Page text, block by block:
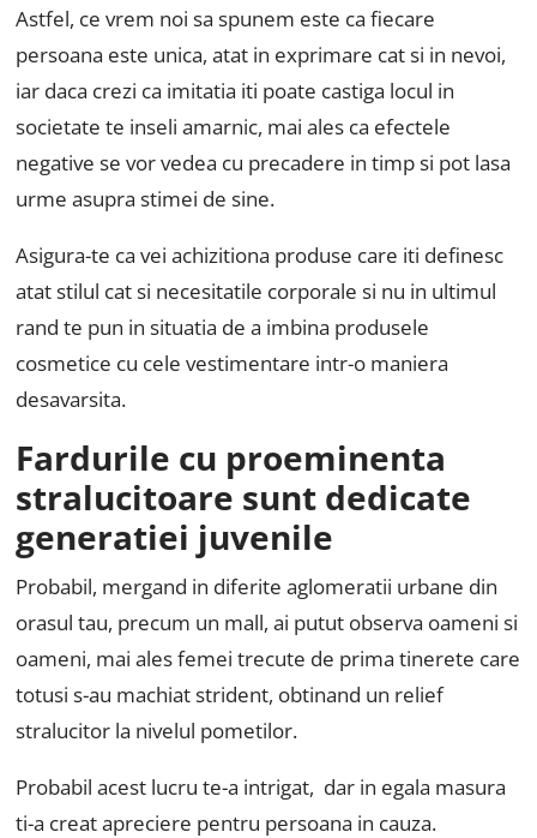
Astfel, ce vrem noi sa spunem este ca fiecare
persoana este unica, atat in exprimare cat si in nevoi,
iar daca crezi ca imitatia iti poate castiga locul in
societate te inseli amarnic, mai ales ca efectele
negative se vor vedea cu precadere in timp si pot lasa
urme asupra stimei de sine.
Asigura-te ca vei achizitiona produse care iti definesc
atat stilul cat si necesitatile corporale si nu in ultimul
rand te pun in situatia de a imbina produsele
cosmetice cu cele vestimentare intr-o maniera
desavarsita.
Fardurile cu proeminenta
stralucitoare sunt dedicate
generatiei juvenile
Probabil, mergand in diferite aglomeratii urbane din
orasul tau, precum un mall, ai putut observa oameni si
oameni, mai ales femei trecute de prima tinerete care
totusi s-au machiat strident, obtinand un relief
stralucitor la nivelul pometilor.
Probabil acest lucru te-a intrigat, dar in egala masura
ti-a creat apreciere pentru persoana in cauza.